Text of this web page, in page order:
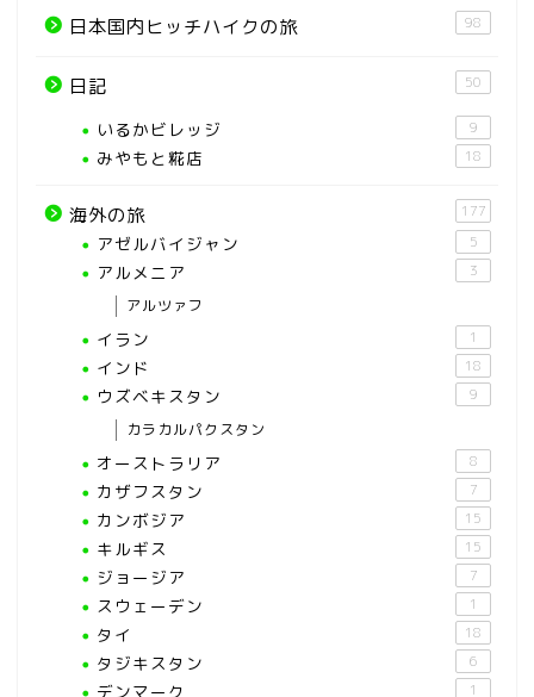
日本国内ヒッチハイクの旅 98
日記 50
いるかビレッジ 9
みやもと糀店 18
海外の旅 177
アゼルバイジャン 5
アルメニア 3
アルツァフ
イラン 1
インド 18
ウズベキスタン 9
カラカルパクスタン
オーストラリア 8
カザフスタン 7
カンボジア 15
キルギス 15
ジョージア 7
スウェーデン 1
タイ 18
タジキスタン 6
デンマーク 1